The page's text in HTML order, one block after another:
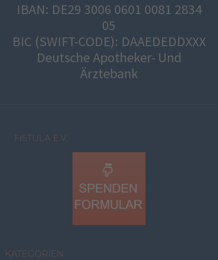
IBAN: DE29 3006 0601 0081 2834
05
BIC (SWIFT-CODE): DAAEDEDDXXX
Deutsche Apotheker- Und
Ärztebank
FISTULA E.V.
KATEGORIEN